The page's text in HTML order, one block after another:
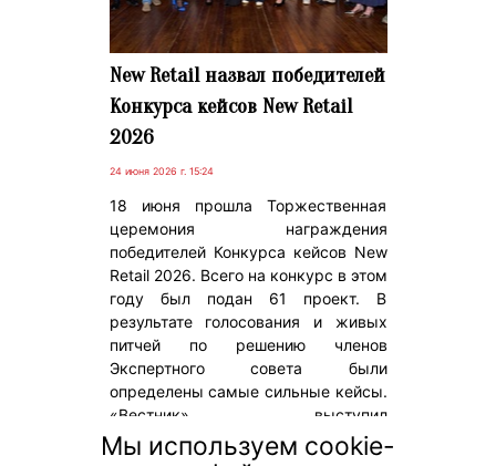
New Retail назвал победителей
Конкурса кейсов New Retail
2026
24 июня 2026 г. 15:24
18 июня прошла Торжественная
церемония награждения
победителей Конкурса кейсов New
Retail 2026. Всего на конкурс в этом
году был подан 61 проект. В
результате голосования и живых
питчей по решению членов
Экспертного совета были
определены самые сильные кейсы.
«Вестник» выступил
информационным партнером
события. На мероприятии
Мы используем cookie-